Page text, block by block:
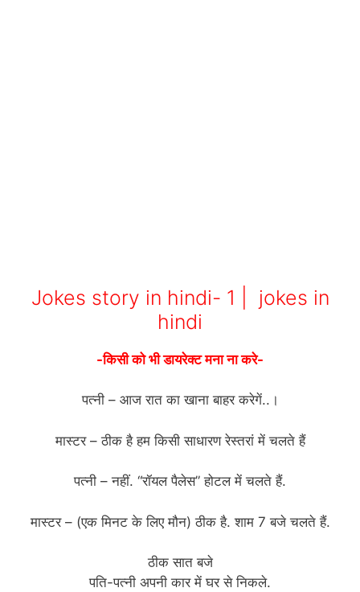
Jokes story in hindi- 1 | jokes in
hindi
-किसी को भी डायरेक्ट मना ना करे-
पत्नी – आज रात का खाना बाहर करेगें..।
मास्टर – ठीक है हम किसी साधारण रेस्तरां में चलते हैं
पत्नी – नहीं. “रॉयल पैलेस” होटल में चलते हैं.
मास्टर – (एक मिनट के लिए मौन) ठीक है. शाम 7 बजे चलते हैं.
ठीक सात बजे
पति-पत्नी अपनी कार में घर से निकले.